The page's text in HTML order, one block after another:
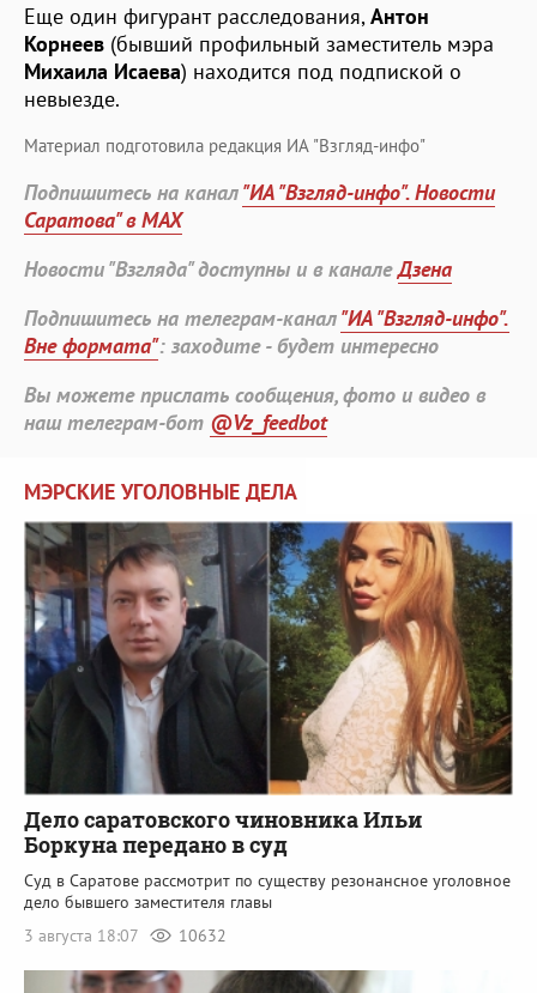
Еще один фигурант расследования, Антон
Корнеев (бывший профильный заместитель мэра
Михаила Исаева) находится под подпиской о
невыезде.
Материал подготовила редакция ИА "Взгляд-инфо"
Подпишитесь на канал"ИА "Взгляд-инфо". Новости
Саратова" в MAX
Новости "Взгляда" доступны и в каналеДзена
Подпишитесь на телеграм-канал"ИА "Взгляд-инфо".
Вне формата": заходите - будет интересно
Вы можете прислать сообщения, фото и видео в
наш телеграм-бот @Vz_feedbot
МЭРСКИЕ УГОЛОВНЫЕ ДЕЛА
Дело саратовского чиновника Ильи
Боркуна передано в суд
Суд в Саратове рассмотрит по существу резонансное уголовное
дело бывшего заместителя главы
3 августа 18:07
10632